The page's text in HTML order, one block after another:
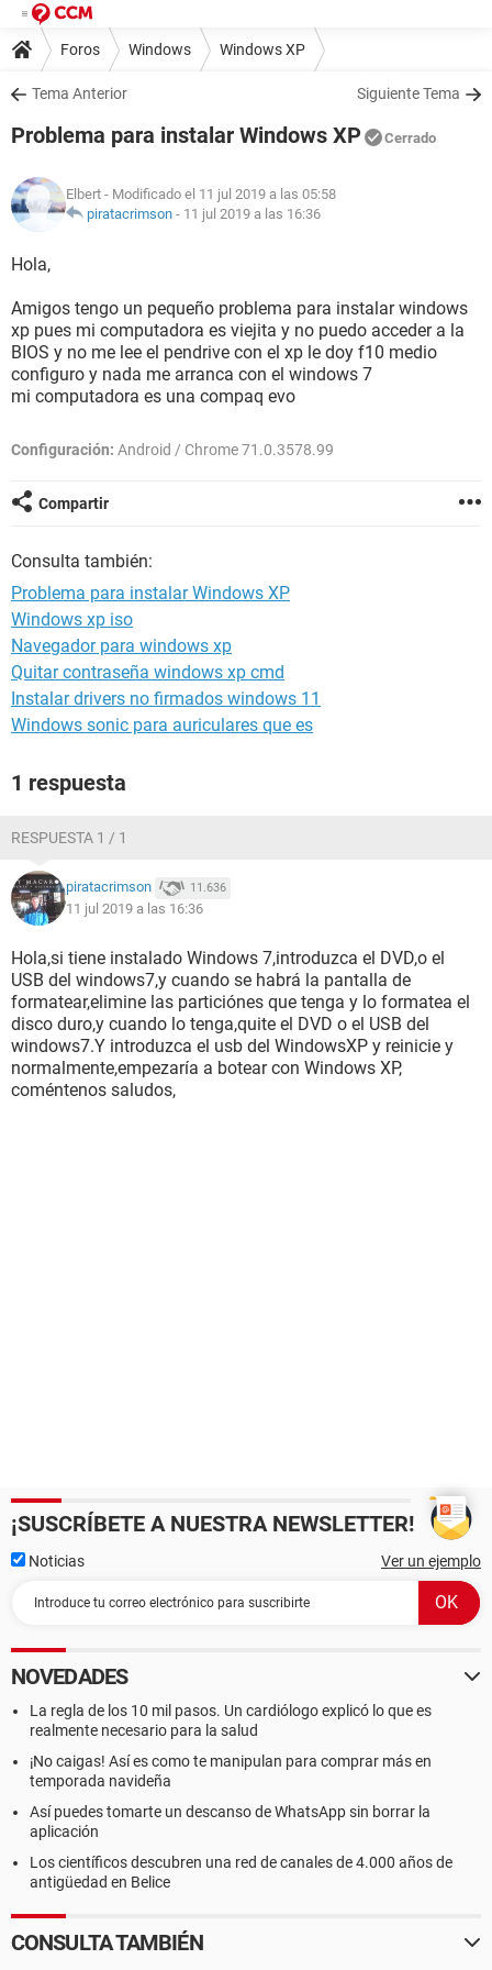
Foros Windows Windows XP
Tema Anterior Siguiente Tema
Problema para instalar Windows XP Cerrado
Elbert - Modificado el 11 jul 2019 a las 05:58
piratacrimson - 11 jul 2019 a las 16:36
Hola,
Amigos tengo un pequeño problema para instalar windows
xp pues mi computadora es viejita y no puedo acceder a la
BIOS y no me lee el pendrive con el xp le doy f10 medio
configuro y nada me arranca con el windows 7
mi computadora es una compaq evo
Configuración: Android / Chrome 71.0.3578.99
Compartir
Consulta también:
Problema para instalar Windows XP
Windows xp iso
Navegador para windows xp
Quitar contraseña windows xp cmd
Instalar drivers no firmados windows 11
Windows sonic para auriculares que es
1 respuesta
RESPUESTA 1 / 1
piratacrimson 11.636
11 jul 2019 a las 16:36
Hola,si tiene instalado Windows 7,introduzca el DVD,o el
USB del windows7,y cuando se habrá la pantalla de
formatear,elimine las particiónes que tenga y lo formatea el
disco duro,y cuando lo tenga,quite el DVD o el USB del
windows7.Y introduzca el usb del WindowsXP y reinicie y
normalmente,empezaría a botear con Windows XP,
coméntenos saludos,
¡SUSCRÍBETE A NUESTRA NEWSLETTER!
Noticias Ver un ejemplo
NOVEDADES
La regla de los 10 mil pasos. Un cardiólogo explicó lo que es
realmente necesario para la salud
¡No caigas! Así es como te manipulan para comprar más en
temporada navideña
Así puedes tomarte un descanso de WhatsApp sin borrar la
aplicación
Los científicos descubren una red de canales de 4.000 años de
antigüedad en Belice
CONSULTA TAMBIÉN